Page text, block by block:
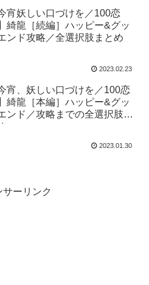
今宵妖しい口づけを／100恋
綺龍［続編］ハッピー&グッ
ンド攻略／全選択肢まとめ
2023.02.23
今宵、妖しい口づけを／100恋
綺龍［本編］ハッピー&グッ
ンド／攻略までの全選択肢ま
2023.01.30
サーリンク